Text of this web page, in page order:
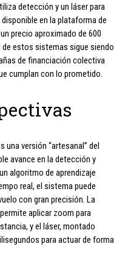
detección y un láser para
en la plataforma de
precio aproximado de 600
de estos sistemas sigue siendo
de financiación colectiva
cumplan con lo prometido.
una versión “artesanal” del
avance en la detección y
algoritmo de aprendizaje
real, el sistema puede
con gran precisión. La
aplicar zoom para
y el láser, montado
para actuar de forma